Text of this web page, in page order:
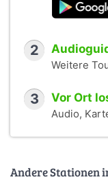
2
Weitere
3 Vor Ort
Audio,
Andere Stationen